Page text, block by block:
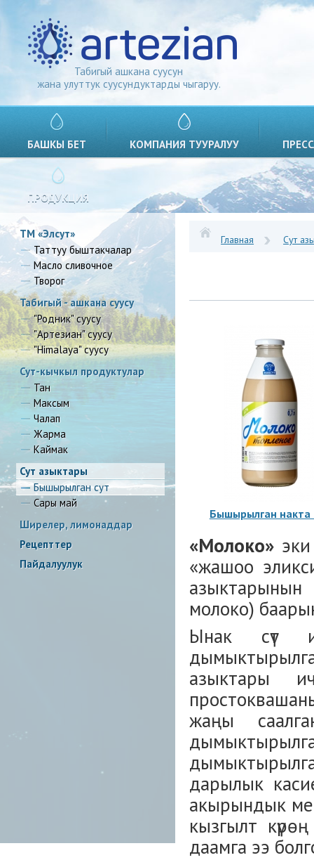
Табигый ашкана суусун
жана улуттук суусундуктарды чыгаруу.
БАШКЫ БЕТ КОМПАНИЯ ТУУРАЛУУ
ПРОДУКЦИЯ
ТМ «Элсут»
Таттуу быштакчалар
Масло сливочное
Творог
Табигый - ашкана суусу
"Родник" суусу
"Артезиан" суусу
"Himalaya" суусу
Сут-кычкыл продуктулар
Тан
Максым
Чалап
Жарма
Каймак
Сут азыктары
Бышырылган сут
Сары май
Ширелер, лимонаддар
Рецепттер
Пайдалуулук
Главная Сут
Бышырылган накта
«Молоко»
«жашоо
молоко)
Ынак сүт
азыктары
жаңы
дарылык
акырындык
кызгылт
даамга ээ